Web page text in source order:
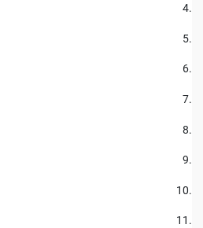
4.
5.
6.
7.
8.
9.
10.
11.